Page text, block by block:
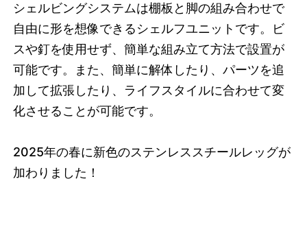
シェルビングシステムは棚板と脚の組み合わせで
自由に形を想像できるシェルフユニットです。ビ
スや釘を使用せず、簡単な組み立て方法で設置が
可能です。また、簡単に解体したり、パーツを追
加して拡張したり、ライフスタイルに合わせて変
化させることが可能です。
2025年の春に新色のステンレススチールレッグが
加わりました！